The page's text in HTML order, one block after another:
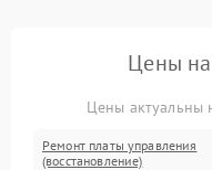
Цены на
Цены актуальны
Ремонт платы управления
(восстановление)